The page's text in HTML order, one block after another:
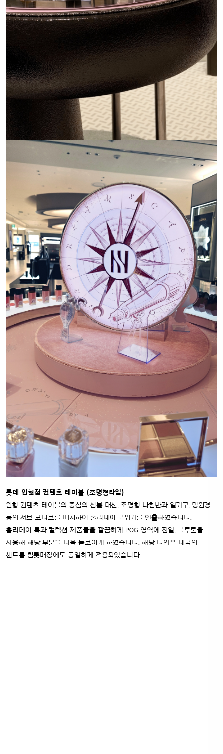
롯데 인천점 컨텐츠 테이블 (조명형타입)
원형 컨텐츠 테이블의 중심의 심볼 대신, 조명형 나침반과 열기구, 망원경
등의 서브 모티브를 배치하여 홀리데이 분위기를 연출하였습니다.
홀리데이 룩과 컬렉션 제품들을 깔끔하게 POG 영역에 진열, 블루톤을
사용해 해당 부분을 더욱 돋보이게 하였습니다. 해당 타입은 태국의
센트롤 침롯매장에도 동일하게 적용되었습니다.